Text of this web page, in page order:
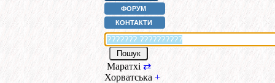
ФОРУМ
КОНТАКТИ
Маратхі ⇄
Хорватська +